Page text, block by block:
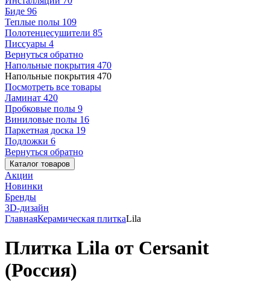
Биде 96
Теплые полы 109
Полотенцесушители 85
Писсуары 4
Вернуться обратно
Напольные покрытия 470
Напольные покрытия 470
Посмотреть все товары
Ламинат 420
Пробковые полы 9
Виниловые полы 16
Паркетная доска 19
Подложки 6
Вернуться обратно
Каталог товаров
Акции
Новинки
Бренды
3D-дизайн
ГлавнаяКерамическая плиткаLila
Плитка Lila от Cersanit
(Россия)